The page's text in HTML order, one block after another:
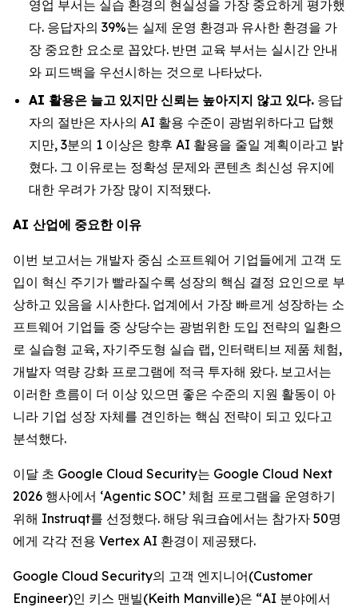
영업 부서는 실습 환경의 현실성을 가장 중요하게 평가했
다. 응답자의 39%는 실제 운영 환경과 유사한 환경을 가
장 중요한 요소로 꼽았다. 반면 교육 부서는 실시간 안내
와 피드백을 우선시하는 것으로 나타났다.
AI 활용은 늘고 있지만 신뢰는 높아지지 않고 있다. 응답
자의 절반은 자사의 AI 활용 수준이 광범위하다고 답했
지만, 3분의 1 이상은 향후 AI 활용을 줄일 계획이라고 밝
혔다. 그 이유로는 정확성 문제와 콘텐츠 최신성 유지에
대한 우려가 가장 많이 지적됐다.
AI 산업에 중요한 이유
이번 보고서는 개발자 중심 소프트웨어 기업들에게 고객 도
입이 혁신 주기가 빨라질수록 성장의 핵심 결정 요인으로 부
상하고 있음을 시사한다. 업계에서 가장 빠르게 성장하는 소
프트웨어 기업들 중 상당수는 광범위한 도입 전략의 일환으
로 실습형 교육, 자기주도형 실습 랩, 인터랙티브 제품 체험,
개발자 역량 강화 프로그램에 적극 투자해 왔다. 보고서는
이러한 흐름이 더 이상 있으면 좋은 수준의 지원 활동이 아
니라 기업 성장 자체를 견인하는 핵심 전략이 되고 있다고
분석했다.
이달 초 Google Cloud Security는 Google Cloud Next
2026 행사에서 ‘Agentic SOC’ 체험 프로그램을 운영하기
위해 Instruqt를 선정했다. 해당 워크숍에서는 참가자 50명
에게 각각 전용 Vertex AI 환경이 제공됐다.
Google Cloud Security의 고객 엔지니어(Customer
Engineer)인 키스 맨빌(Keith Manville)은 “AI 분야에서